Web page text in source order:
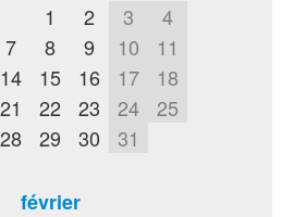
1
2 3
4
7 8 9 10
11
14 15 16 17
18
21 22 23 24
25
28 29 30 31
février